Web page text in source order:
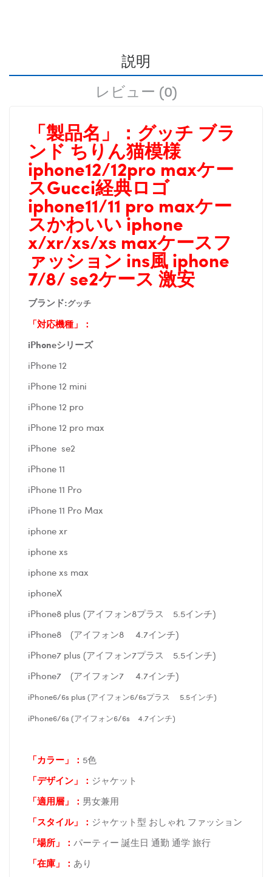
説明
レビュー (0)
「製品名」： グッチ ブラ
ンド ちりん猫模様
iphone12/12pro maxケー
スGucci経典ロゴ
iphone11/11 pro maxケー
スかわいい iphone
x/xr/xs/xs maxケースフ
ァッション ins風 iphone
7/8/ se2ケース 激安
ブランド:グッチ
「対応機種」：
iPhoneシリーズ
iPhone 12
iPhone 12 mini
iPhone 12 pro
iPhone 12 pro max
iPhone se2
iPhone 11
iPhone 11 Pro
iPhone 11 Pro Max
iphone xr
iphone xs
iphone xs max
iphoneX
iPhone8 plus (アイフォン8プラス 5.5インチ)
iPhone8 (アイフォン8 4.7インチ)
iPhone7 plus (アイフォン7プラス 5.5インチ)
iPhone7 (アイフォン7 4.7インチ)
iPhone6/6s plus (アイフォン6/6sプラス 5.5インチ)
iPhone6/6s (アイフォン6/6s 4.7インチ)
「カラー」： 5色
「デザイン」
： ジャケット
「適用層」： 男女兼用
「スタイル」： ジャケット型 おしゃれ ファッション
「場所 」： パーティー 誕生日 通勤 通学 旅行
「在庫 」： あり